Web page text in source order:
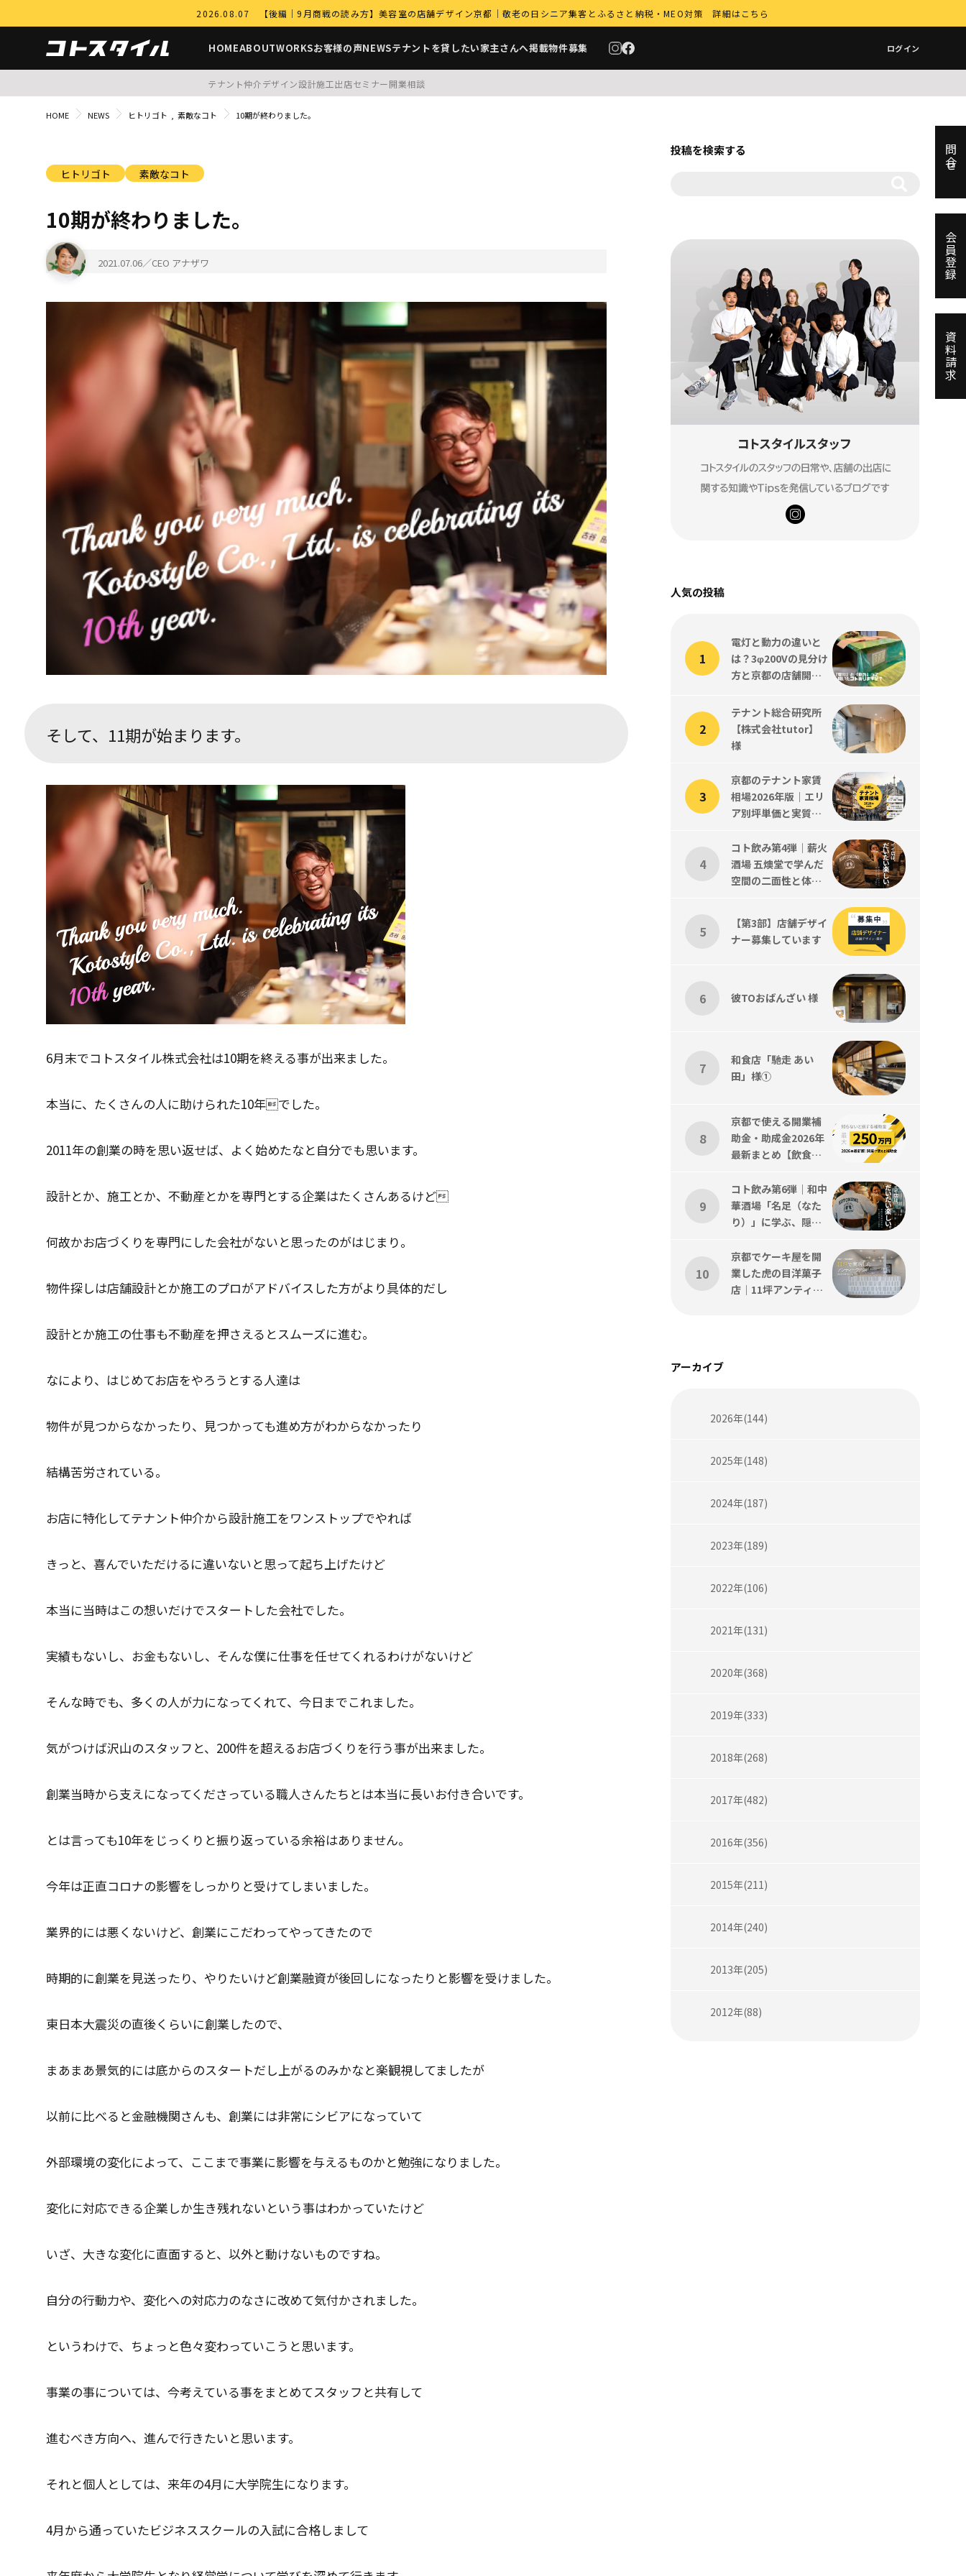
2026.08.07 【後編｜9月商戦の読み方】美容室の店舗デザイン京都｜敬老の日シニア集客とふるさと納税・MEO対策 詳細はこちら
HOMEABOUTWORKSお客様の声NEWSテナントを貸したい家主さんへ掲載物件募集 ログイン
テナント仲介デザイン設計施工出店セミナー開業相談
HOME NEWS ヒトリゴト 素敵なコト 10期が終わりました。
ヒトリゴト 素敵なコト
10期が終わりました。
2021.07.06／CEO アナザワ
そして、11期が始まります。
6月末でコトスタイル株式会社は10期を終える事が出来ました。
本当に、たくさんの人に助けられた10年でした。
2011年の創業の時を思い返せば、よく始めたなと自分でも思います。
設計とか、施工とか、不動産とかを専門とする企業はたくさんあるけど
何故かお店づくりを専門にした会社がないと思ったのがはじまり。
物件探しは店舗設計とか施工のプロがアドバイスした方がより具体的だし
設計とか施工の仕事も不動産を押さえるとスムーズに進む。
なにより、はじめてお店をやろうとする人達は
物件が見つからなかったり、見つかっても進め方がわからなかったり
結構苦労されている。
お店に特化してテナント仲介から設計施工をワンストップでやれば
きっと、喜んでいただけるに違いないと思って起ち上げたけど
本当に当時はこの想いだけでスタートした会社でした。
実績もないし、お金もないし、そんな僕に仕事を任せてくれるわけがないけど
そんな時でも、多くの人が力になってくれて、今日までこれました。
気がつけば沢山のスタッフと、200件を超えるお店づくりを行う事が出来ました。
創業当時から支えになってくださっている職人さんたちとは本当に長いお付き合いです。
とは言っても10年をじっくりと振り返っている余裕はありません。
今年は正直コロナの影響をしっかりと受けてしまいました。
業界的には悪くないけど、創業にこだわってやってきたので
時期的に創業を見送ったり、やりたいけど創業融資が後回しになったりと影響を受けました。
東日本大震災の直後くらいに創業したので、
まあまあ景気的には底からのスタートだし上がるのみかなと楽観視してましたが
以前に比べると金融機関さんも、創業には非常にシビアになっていて
外部環境の変化によって、ここまで事業に影響を与えるものかと勉強になりました。
変化に対応できる企業しか生き残れないという事はわかっていたけど
いざ、大きな変化に直面すると、以外と動けないものですね。
自分の行動力や、変化への対応力のなさに改めて気付かされました。
というわけで、ちょっと色々変わっていこうと思います。
事業の事については、今考えている事をまとめてスタッフと共有して
進むべき方向へ、進んで行きたいと思います。
それと個人としては、来年の4月に大学院生になります。
4月から通っていたビジネススクールの入試に合格しまして
投稿を検索する
人気の投稿
電灯と動力の違いと
は？3φ200Vの見分け
方と京都の店舗開業
と
テナント総合研究所
【株式会社tutor】
様
京都のテナント家賃
相場2026年版｜エリ
ア別坪単価と実質コ
コト飲み第4弾｜薪火
酒場 五燠堂で学んだ
空間の二面性と体験
【第3部】店舗デザイ
ナー募集しています
彼TOおばんざい 様
和食店「馳走 あい
田」様①
京都で使える開業補
助金・助成金2026年
最新まとめ【飲食
コト飲み第6弾｜和中
華酒場「名足（なた
り）」に学ぶ、隠れ
づくり
京都でケーキ屋を開
業した虎の目洋菓子
店｜11坪アンティー
アーカイブ
2026年(144)
2025年(148)
2024年(187)
2023年(189)
2022年(106)
2021年(131)
2020年(368)
2019年(333)
2018年(268)
2017年(482)
2016年(356)
2015年(211)
2014年(240)
2013年(205)
2012年(88)
問合せ
会員登録
資料請求